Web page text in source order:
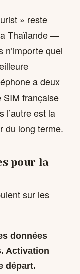
» reste
Thaïlande —
n’importe quel
a deux
SIM française
l’autre est la
du long terme.
pour la
sur les
données
Activation
départ.